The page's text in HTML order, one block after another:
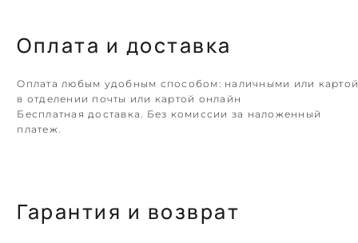
Оплата и доставка
Оплата любым удобным способом: наличными или
в отделении почты или картой онлайн
Бесплатная доставка. Без комиссии за наложенный
платеж.
Гарантия и возврат